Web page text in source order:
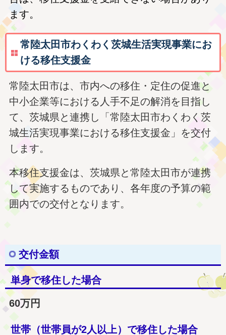
ます。
常陸太田市わくわく茨城生活実現事業にお
ける移住支援金
常陸太田市は、市内への移住・定住の促進と
中小企業等における人手不足の解消を目指し
て、茨城県と連携し「常陸太田市わくわく茨
城生活実現事業における移住支援金」を交付
します。
本移住支援金は、茨城県と常陸太田市が連携
して実施するものであり、各年度の予算の範
囲内での交付となります。
交付金額
単身で移住した場合
60万円
世帯（世帯員が2人以上）で移住した場合